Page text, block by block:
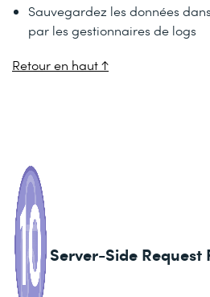
Sauvegardez les données
par les gestionnaires de logs
Retour en haut ↑
Server-Side Request